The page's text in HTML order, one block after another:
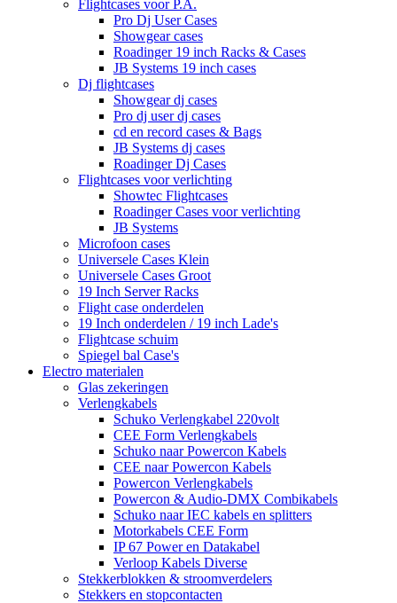
Flightcases voor P.A.
Pro Dj User Cases
Showgear cases
Roadinger 19 inch Racks & Cases
JB Systems 19 inch cases
Dj flightcases
Showgear dj cases
Pro dj user dj cases
cd en record cases & Bags
JB Systems dj cases
Roadinger Dj Cases
Flightcases voor verlichting
Showtec Flightcases
Roadinger Cases voor verlichting
JB Systems
Microfoon cases
Universele Cases Klein
Universele Cases Groot
19 Inch Server Racks
Flight case onderdelen
19 Inch onderdelen / 19 inch Lade's
Flightcase schuim
Spiegel bal Case's
Electro materialen
Glas zekeringen
Verlengkabels
Schuko Verlengkabel 220volt
CEE Form Verlengkabels
Schuko naar Powercon Kabels
CEE naar Powercon Kabels
Powercon Verlengkabels
Powercon & Audio-DMX Combikabels
Schuko naar IEC kabels en splitters
Motorkabels CEE Form
IP 67 Power en Datakabel
Verloop Kabels Diverse
Stekkerblokken & stroomverdelers
Stekkers en stopcontacten